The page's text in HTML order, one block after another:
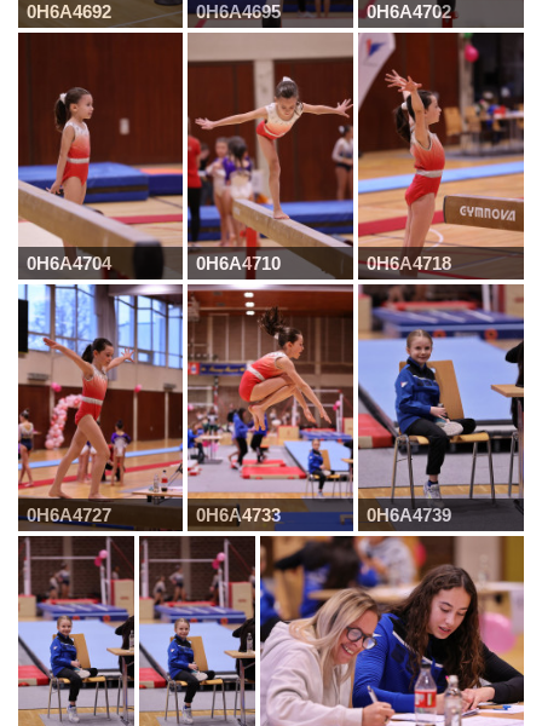
0H6A4692 0H6A4695 0H6A4702
0H6A4704 0H6A4710 0H6A4718
0H6A4727 0H6A4733 0H6A4739